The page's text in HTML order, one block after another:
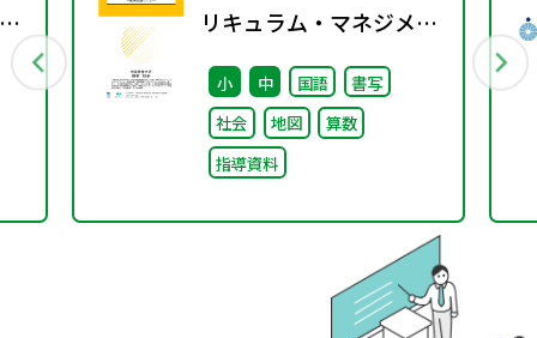
リキュラム・マネジメン
ト③〜教育活動づくり～
小 中 国語
書写
社会
地図
算数
指導資料